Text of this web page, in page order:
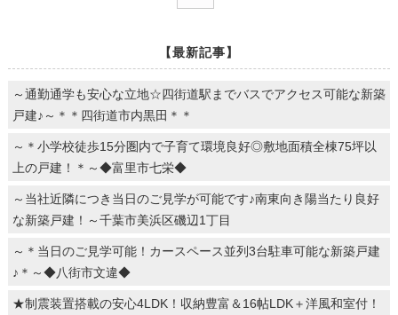
【最新記事】
～通勤通学も安心な立地☆四街道駅までバスでアクセス可能な新築
戸建♪～＊＊四街道市内黒田＊＊
～＊小学校徒歩15分圏内で子育て環境良好◎敷地面積全棟75坪以
上の戸建！＊～◆富里市七栄◆
～当社近隣につき当日のご見学が可能です♪南東向き陽当たり良好
な新築戸建！～千葉市美浜区磯辺1丁目
～＊当日のご見学可能！カースペース並列3台駐車可能な新築戸建
♪＊～◆八街市文違◆
★制震装置搭載の安心4LDK！収納豊富＆16帖LDK＋洋風和室付！